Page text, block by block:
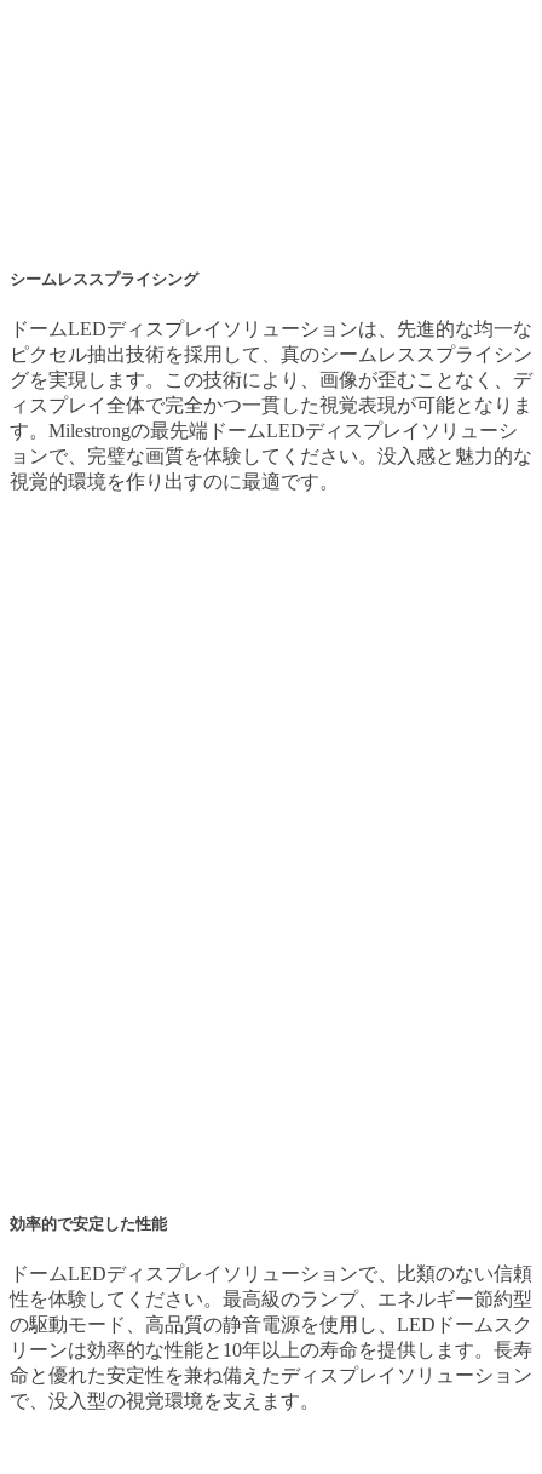
シームレススプライシング
ドームLEDディスプレイソリューションは、先進的な均一な
ピクセル抽出技術を採用して、真のシームレススプライシン
グを実現します。この技術により、画像が歪むことなく、デ
ィスプレイ全体で完全かつ一貫した視覚表現が可能となりま
す。Milestrongの最先端ドームLEDディスプレイソリューシ
ョンで、完璧な画質を体験してください。没入感と魅力的な
視覚的環境を作り出すのに最適です。
効率的で安定した性能
ドームLEDディスプレイソリューションで、比類のない信頼
性を体験してください。最高級のランプ、エネルギー節約型
の駆動モード、高品質の静音電源を使用し、LEDドームスク
リーンは効率的な性能と10年以上の寿命を提供します。長寿
命と優れた安定性を兼ね備えたディスプレイソリューション
で、没入型の視覚環境を支えます。